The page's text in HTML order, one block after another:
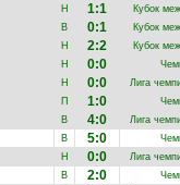
Н 1:1
Кубок
В 0:1
Кубок
Н 2:2
Кубок
Н 0:0
Н 0:0
Лига
П 1:0
В 4:0
Лига
В 5:0
Н 0:0
Лига
В 2:0